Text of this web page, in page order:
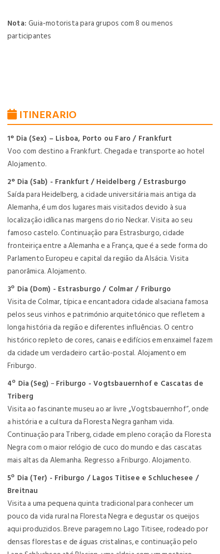
Nota:Guia-motorista para grupos com 8 ou menos
participantes
ITINERARIO
1° Dia (Sex) – Lisboa, Porto ou Faro / Frankfurt
Voo com destino a Frankfurt. Chegada e transporte ao hotel
Alojamento.
2° Dia (Sab) - Frankfurt / Heidelberg / Estrasburgo
Saída para Heidelberg, a cidade universitária mais antiga da
Alemanha, é um dos lugares mais visitados devido à sua
localização idílica nas margens do rio Neckar. Visita ao seu
famoso castelo. Continuação para Estrasburgo, cidade
fronteiriça entre a Alemanha e a França, que é a sede forma do
Parlamento Europeu e capital da região da Alsácia. Visita
panorâmica. Alojamento.
3º Dia (Dom) - Estrasburgo / Colmar / Friburgo
Visita de Colmar, típica e encantadora cidade alsaciana famosa
pelos seus vinhos e património arquitetónico que refletem a
longa história da região e diferentes influências. O centro
histórico repleto de cores, canais e edifícios em enxaimel fazem
da cidade um verdadeiro cartão-postal. Alojamento em
Friburgo.
4º Dia (Seg) – Friburgo - Vogtsbauernhof e Cascatas de
Triberg
Visita ao fascinante museu ao ar livre „Vogtsbauernhof“, onde
a história e a cultura da Floresta Negra ganham vida.
Continuação para Triberg, cidade em pleno coração da Floresta
Negra com o maior relógio de cuco do mundo e das cascatas
mais altas da Alemanha. Regresso a Friburgo. Alojamento.
5º Dia (Ter) - Friburgo / Lagos Titisee e Schluchesee /
Breitnau
Visita a uma pequena quinta tradicional para conhecer um
pouco da vida rural na Floresta Negra e degustar os queijos
aqui produzidos.Breve paragem no Lago Titisee, rodeado por
densas florestas e de águas cristalinas, e continuação pelo